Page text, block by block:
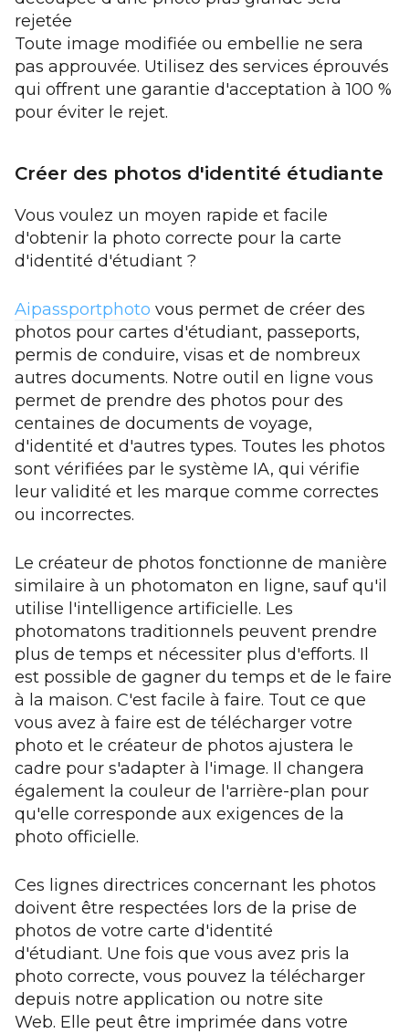
rejetée
Toute image modifiée ou embellie ne sera
pas approuvée. Utilisez des services éprouvés
qui offrent une garantie d'acceptation à 100 %
pour éviter le rejet.
Créer des photos d'identité étudiante
Vous voulez un moyen rapide et facile
d'obtenir la photo correcte pour la carte
d'identité d'étudiant ?
Aipassportphoto vous permet de créer des
photos pour cartes d'étudiant, passeports,
permis de conduire, visas et de nombreux
autres documents. Notre outil en ligne vous
permet de prendre des photos pour des
centaines de documents de voyage,
d'identité et d'autres types. Toutes les photos
sont vérifiées par le système IA, qui vérifie
leur validité et les marque comme correctes
ou incorrectes.
Le créateur de photos fonctionne de manière
similaire à un photomaton en ligne, sauf qu'il
utilise l'intelligence artificielle. Les
photomatons traditionnels peuvent prendre
plus de temps et nécessiter plus d'efforts. Il
est possible de gagner du temps et de le faire
à la maison. C'est facile à faire. Tout ce que
vous avez à faire est de télécharger votre
photo et le créateur de photos ajustera le
cadre pour s'adapter à l'image. Il changera
également la couleur de l'arrière-plan pour
qu'elle corresponde aux exigences de la
photo officielle.
Ces lignes directrices concernant les photos
doivent être respectées lors de la prise de
photos de votre carte d'identité
d'étudiant. Une fois que vous avez pris la
photo correcte, vous pouvez la télécharger
depuis notre application ou notre site
Web. Elle peut être imprimée dans votre